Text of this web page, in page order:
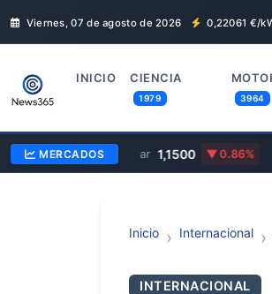
Viernes, 07 de agosto de 2026 0,22061 €/
INICIO CIENCIA
1979 3964
MERCADOS
EUR/USD Euro/Dólar 1,1500 0.86%
Inicio Internacional
INTERNACIONAL